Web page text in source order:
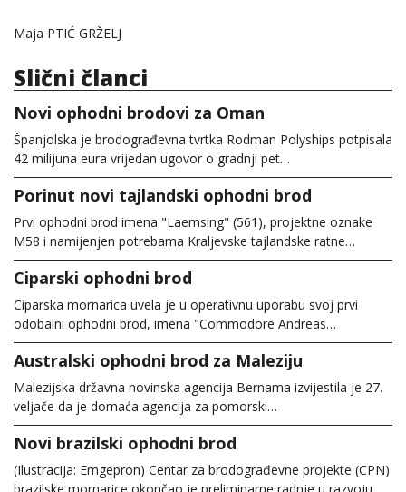
Maja PTIĆ GRŽELJ
Slični članci
Novi ophodni brodovi za Oman
Španjolska je brodograđevna tvrtka Rodman Polyships potpisala
42 milijuna eura vrijedan ugovor o gradnji pet…
Porinut novi tajlandski ophodni brod
Prvi ophodni brod imena "Laemsing" (561), projektne oznake
M58 i namijenjen potrebama Kraljevske tajlandske ratne…
Ciparski ophodni brod
Ciparska mornarica uvela je u operativnu uporabu svoj prvi
odobalni ophodni brod, imena "Commodore Andreas…
Australski ophodni brod za Maleziju
Malezijska državna novinska agencija Bernama izvijestila je 27.
veljače da je domaća agencija za pomorski…
Novi brazilski ophodni brod
(Ilustracija: Emgepron) Centar za brodograđevne projekte (CPN)